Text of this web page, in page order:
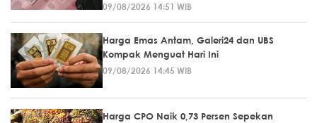
09/08/2026 14:51 WIB
Harga Emas Antam, Galeri24 dan UBS
Kompak Menguat Hari Ini
09/08/2026 14:45 WIB
Harga CPO Naik 0,73 Persen Sepekan